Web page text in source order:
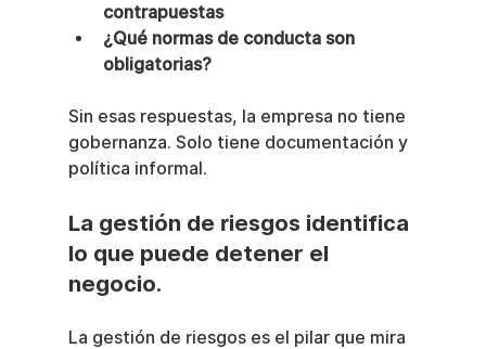
contrapuestas
¿Qué normas de conducta son
obligatorias?
Sin esas respuestas, la empresa no tiene
gobernanza. Solo tiene documentación y
política informal.
La gestión de riesgos identifica
lo que puede detener el
negocio.
La gestión de riesgos es el pilar que mira